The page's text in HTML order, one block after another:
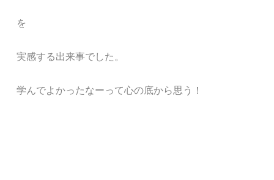
を
実感する出来事でした。
学んでよかったなーって心の底から思う！